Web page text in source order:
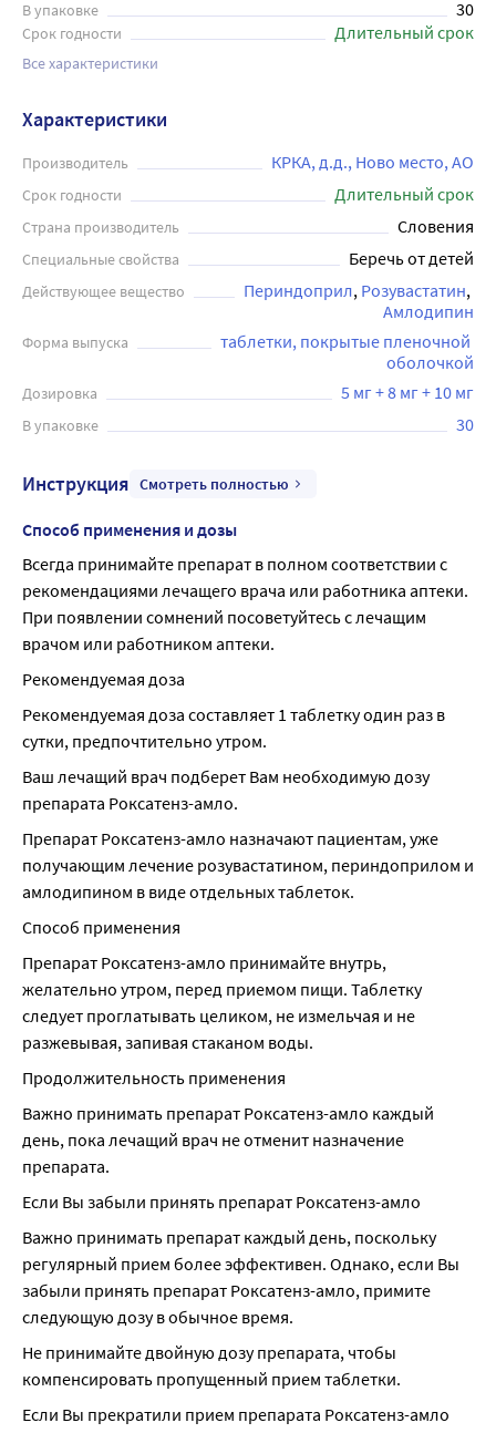
В упаковке 30
Срок годности Длительный срок
Все характеристики
Характеристики
Производитель КРКА, д.д., Ново место, АО
Срок годности Длительный срок
Страна производитель Словения
Специальные свойства Беречь от детей
Действующее вещество Периндоприл Розувастатин
Амлодипин
Форма выпуска
таблетки, покрытые пленочной
оболочкой
Дозировка 5 мг + 8 мг + 10 мг
В упаковке 30
Инструкция Смотреть полностью
Способ применения и дозы
Всегда принимайте препарат в полном соответствии с
рекомендациями лечащего врача или работника аптеки.
При появлении сомнений посоветуйтесь с лечащим
врачом или работником аптеки.
Рекомендуемая доза
Рекомендуемая доза составляет 1 таблетку один раз в
сутки, предпочтительно утром.
Ваш лечащий врач подберет Вам необходимую дозу
препарата Роксатенз-амло.
Препарат Роксатенз-амло назначают пациентам, уже
получающим лечение розувастатином, периндоприлом и
амлодипином в виде отдельных таблеток.
Способ применения
Препарат Роксатенз-амло принимайте внутрь,
желательно утром, перед приемом пищи. Таблетку
следует проглатывать целиком, не измельчая и не
разжевывая, запивая стаканом воды.
Продолжительность применения
Важно принимать препарат Роксатенз-амло каждый
день, пока лечащий врач не отменит назначение
препарата.
Если Вы забыли принять препарат Роксатенз-амло
Важно принимать препарат каждый день, поскольку
регулярный прием более эффективен. Однако, если Вы
забыли принять препарат Роксатенз-амло, примите
следующую дозу в обычное время.
Не принимайте двойную дозу препарата, чтобы
компенсировать пропущенный прием таблетки.
Если Вы прекратили прием препарата Роксатенз-амло